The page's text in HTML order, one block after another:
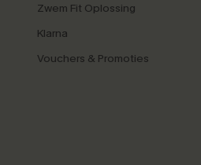
Zwem Fit Oplossing
Klarna
Vouchers & Promoties